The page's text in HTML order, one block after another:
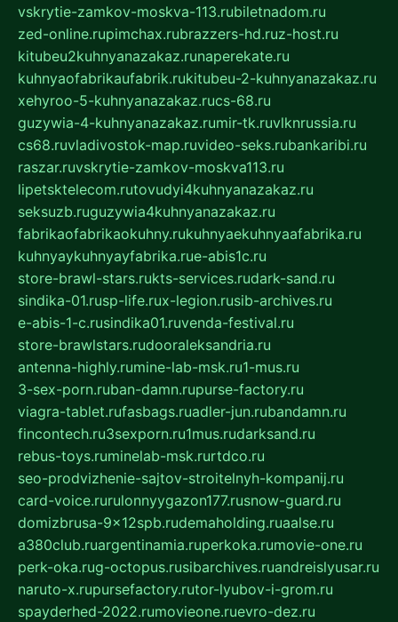
vskrytie-zamkov-moskva-113.rubiletnadom.ru
zed-online.rupimchax.rubrazzers-hd.ruz-host.ru
kitubeu2kuhnyanazakaz.runaperekate.ru
kuhnyaofabrikaufabrik.rukitubeu-2-kuhnyanazakaz.ru
xehyroo-5-kuhnyanazakaz.rucs-68.ru
guzywia-4-kuhnyanazakaz.rumir-tk.ruvlknrussia.ru
cs68.ruvladivostok-map.ruvideo-seks.rubankaribi.ru
raszar.ruvskrytie-zamkov-moskva113.ru
lipetsktelecom.rutovudyi4kuhnyanazakaz.ru
seksuzb.ruguzywia4kuhnyanazakaz.ru
fabrikaofabrikaokuhny.rukuhnyaekuhnyaafabrika.ru
kuhnyaykuhnyayfabrika.rue-abis1c.ru
store-brawl-stars.rukts-services.rudark-sand.ru
sindika-01.rusp-life.rux-legion.rusib-archives.ru
e-abis-1-c.rusindika01.ruvenda-festival.ru
store-brawlstars.rudooraleksandria.ru
antenna-highly.rumine-lab-msk.ru1-mus.ru
3-sex-porn.ruban-damn.rupurse-factory.ru
viagra-tablet.rufasbags.ruadler-jun.rubandamn.ru
fincontech.ru3sexporn.ru1mus.rudarksand.ru
rebus-toys.ruminelab-msk.rurtdco.ru
seo-prodvizhenie-sajtov-stroitelnyh-kompanij.ru
card-voice.rurulonnyygazon177.rusnow-guard.ru
domizbrusa-9x12spb.rudemaholding.ruaalse.ru
a380club.ruargentinamia.ruperkoka.rumovie-one.ru
perk-oka.rug-octopus.rusibarchives.ruandreislyusar.ru
naruto-x.rupursefactory.rutor-lyubov-i-grom.ru
spayderhed-2022.rumovieone.ruevro-dez.ru